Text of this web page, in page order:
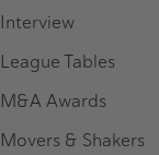
Interview
League Tables
M&A Awards
Movers & Shakers